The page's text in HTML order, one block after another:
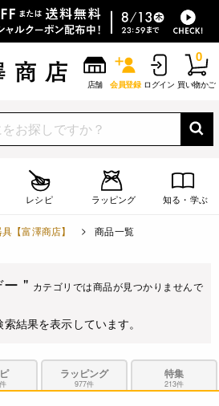
店舗 会員登録 ログイン 買い物かご
0
レシピ ラッピング 知る・学ぶ
【富澤商店】 商品一覧
" カテゴリでは商品が見つかりませんで
索結果を表示しています。
ラッピング
977件
特集
213件